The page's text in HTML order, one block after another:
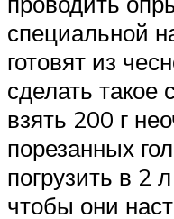
специальной
готовят из
сделать такое
взять 200 г
порезанных
погрузить в 2
чтобы они